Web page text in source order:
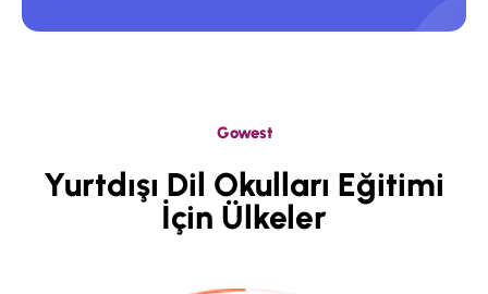
Gowest
Yurtdışı Dil Okulları Eğitimi
İçin Ülkeler